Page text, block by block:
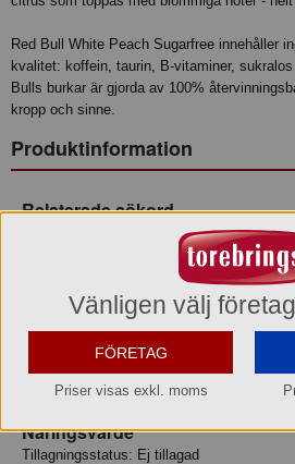
Red Bull White Peach Sugarfree innehåller
kvalitet: koffein, taurin, B-vitaminer,
Bulls burkar är gjorda av 100%
kropp och sinne.
Produktinformation
Relaterade sökord
Koffein Taurin
Ingredienser
acesulfam K), koffein (0,03 %), vitaminer
B12), aromer, förtjockningsmedel
Näringsvärde
Tillagningsstatus: Ej tillagad
Vänligen välj
FÖRETAG
Priser visas exkl. moms